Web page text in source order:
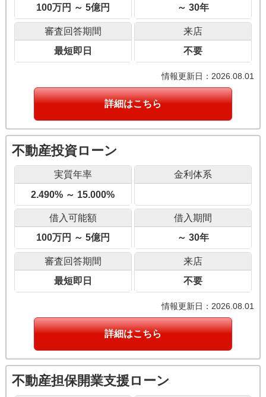
情報更新日：2026.08.01
100万円 ～ 5億円
～ 30年
審査回答期間
最短即日
来店
不要
詳細はこちら
情報更新日：2026.08.01
不動産投資ローン
実質年率
2.490% ～ 15.000%
金利体系
借入可能額
100万円 ～ 5億円
借入期間
～ 30年
審査回答期間
最短即日
来店
不要
詳細はこちら
不動産担保開業支援ローン